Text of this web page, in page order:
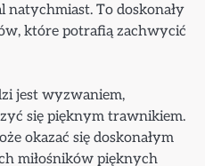
To doskonały
które potrafią zachwycić
jest wyzwaniem,
się pięknym trawnikiem.
okazać się doskonałym
miłośników pięknych